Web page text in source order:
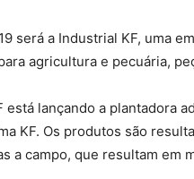
será a Industrial KF, uma
agricultura e pecuária,
está lançando a
KF. Os produtos são
a campo, que resultam em